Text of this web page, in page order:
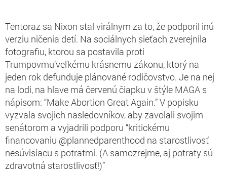
Tentoraz sa Nixon stal virálnym za to, že podporil inú
verziu ničenia detí. Na sociálnych sieťach zverejnila
fotografiu, ktorou sa postavila proti
Trumpovmu’veľkému krásnemu zákonu, ktorý na
jeden rok defunduje plánované rodičovstvo. Je na nej
na lodi, na hlave má červenú čiapku v štýle MAGA s
nápisom: “Make Abortion Great Again.” V popisku
vyzvala svojich nasledovníkov, aby zavolali svojim
senátorom a vyjadrili podporu “kritickému
financovaniu @plannedparenthood na starostlivosť
nesúvisiacu s potratmi. (A samozrejme, aj potraty sú
zdravotná starostlivosť!)”